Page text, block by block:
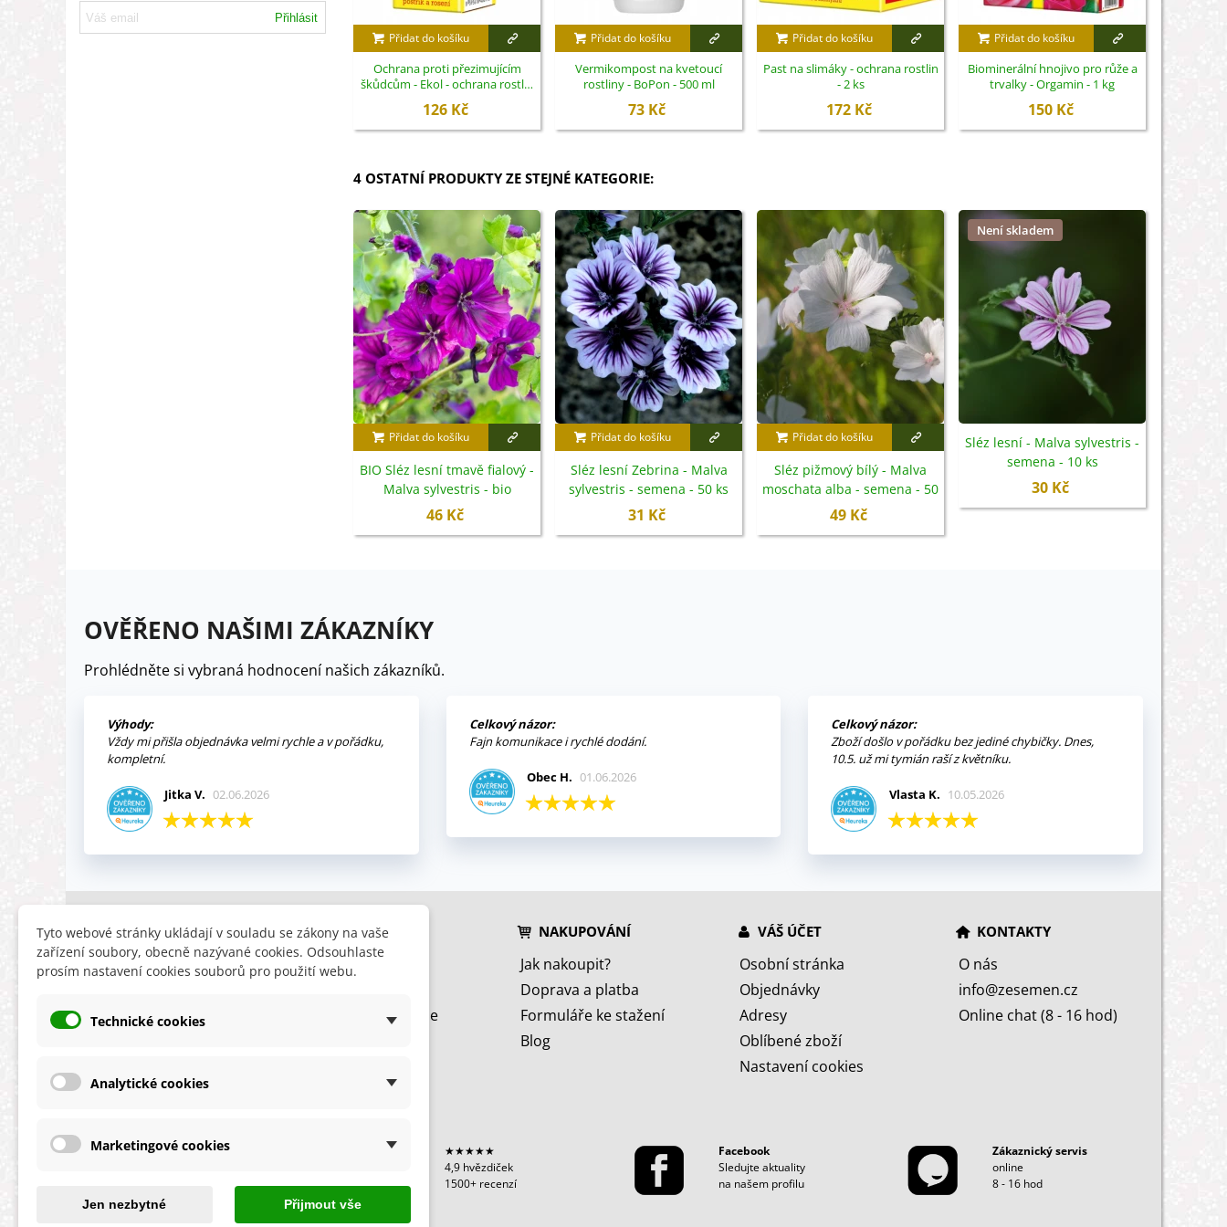
Přihlásit
Přidat do košíku
Ochrana proti přezimujícím
škůdcům - Ekol - ochrana rostlin
126 Kč
Přidat do košíku
Vermikompost na kvetoucí
rostliny - BoPon - 500 ml
73 Kč
Přidat do košíku
Past na slimáky - ochrana rostlin
- 2 ks
172 Kč
Přidat do košíku
Biominerální hnojivo pro růže a
trvalky - Orgamin - 1 kg
150 Kč
4 OSTATNÍ PRODUKTY ZE STEJNÉ KATEGORIE:
Přidat do košíku
BIO Sléz lesní tmavě fialový -
Malva sylvestris - bio
semena - 50 ks
46 Kč
Přidat do košíku
Sléz lesní Zebrina - Malva
sylvestris - semena - 50 ks
31 Kč
Přidat do košíku
Sléz pižmový bílý - Malva
moschata alba - semena - 50
ks
49 Kč
Není skladem
Sléz lesní - Malva sylvestris -
semena - 10 ks
30 Kč
OVĚŘENO NAŠIMI ZÁKAZNÍKY
Prohlédněte si vybraná hodnocení našich zákazníků.
Výhody:
Vždy mi přišla objednávka velmi rychle a v pořádku,
kompletní.
Jitka V. 02.06.2026
Celkový názor:
Fajn komunikace i rychlé dodání.
Obec H. 01.06.2026
Celkový názor:
Zboží došlo v pořádku bez jediné chybičky. Dnes,
10.5. už mi tymián raší z květníku.
Vlasta K. 10.05.2026
INFORMACE
Obchodní podmínky
Ochrana osobních údajů
HLEDÁTE
Slevy
Nyní doporučujeme
NAKUPOVÁNÍ
Jak nakoupit?
Doprava a platba
Formuláře ke stažení
Blog
VÁŠ ÚČET
Osobní stránka
Objednávky
Adresy
Oblíbené zboží
Nastavení cookies
KONTAKTY
O nás
info@zesemen.cz
Online chat (8 - 16 hod)
★★★★★
★★★★★
4,9 hvězdiček
1500+ recenzí
Facebook
Sledujte aktuality
na našem profilu
Zákaznický servis
online
8 - 16 hod
Tyto webové stránky ukládají v souladu se zákony na vaše
zařízení soubory, obecně nazývané cookies. Odsouhlaste
prosím nastavení cookies souborů pro použití webu.
Technické cookies
Analytické cookies
Marketingové cookies
Jen nezbytné Přijmout vše